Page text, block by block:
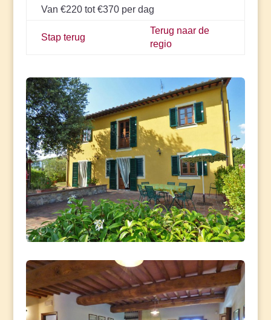
Van €220 tot €370 per dag
Stap terug
Terug naar de
regio